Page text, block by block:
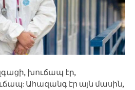
խուճապ էր,
Ահազանգ էր այն մասին,